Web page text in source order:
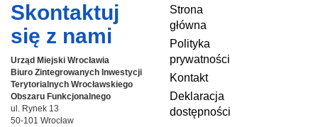
Skontaktuj
się z nami
Urząd Miejski Wrocławia
Biuro Zintegrowanych Inwestycji
Terytorialnych Wrocławskiego
Obszaru Funkcjonalnego
ul. Rynek 13
50-101 Wrocław
Strona
główna
Polityka
prywatności
Kontakt
Deklaracja
dostępności